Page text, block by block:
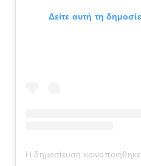
Δείτε αυτή τη